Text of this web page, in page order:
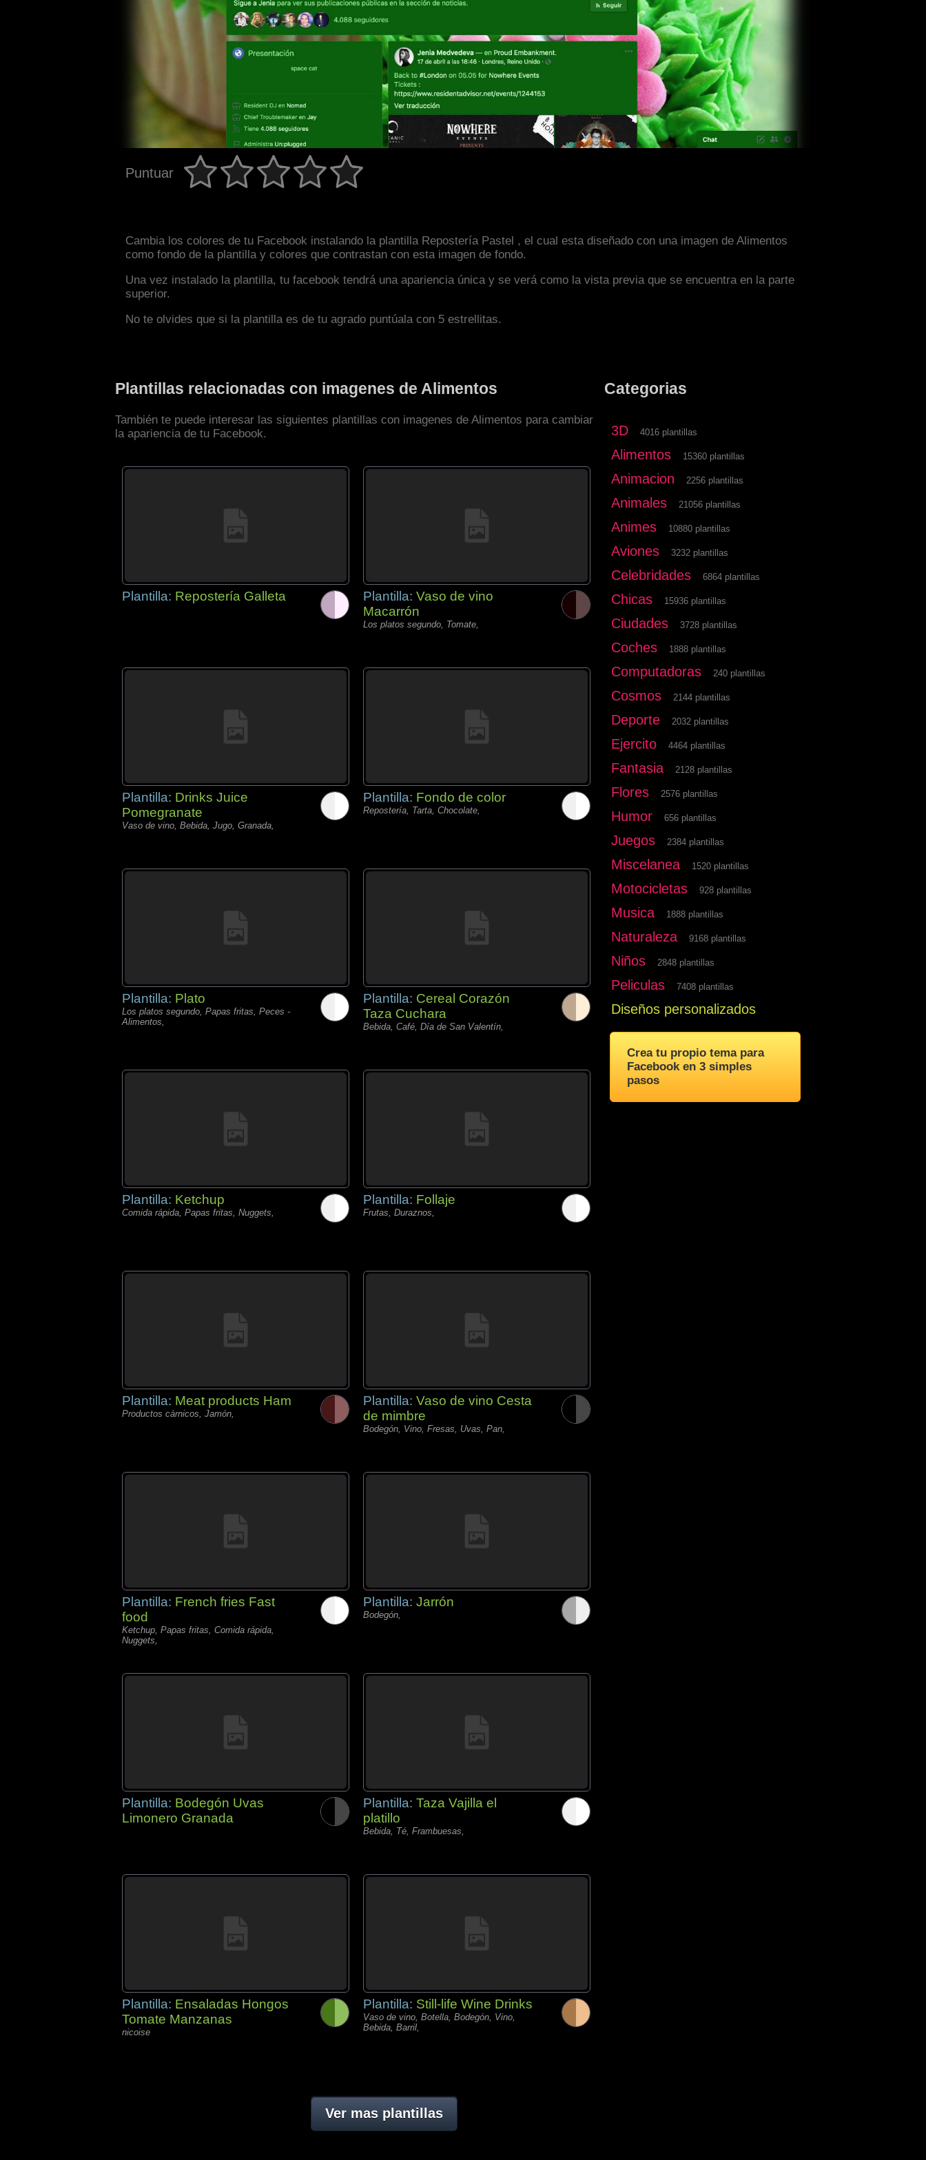
Puntuar
Cambia los colores de tu Facebook instalando la plantilla Repostería Pastel , el cual esta diseñado con una imagen de Alimentos
como fondo de la plantilla y colores que contrastan con esta imagen de fondo.
Una vez instalado la plantilla, tu facebook tendrá una apariencia única y se verá como la vista previa que se encuentra en la parte
superior.
No te olvides que si la plantilla es de tu agrado puntúala con 5 estrellitas.
Plantillas relacionadas con imagenes de Alimentos
También te puede interesar las siguientes plantillas con imagenes de Alimentos para cambiar
la apariencia de tu Facebook.
Plantilla: Repostería Galleta Plantilla: Vaso de vino
Macarrón
Los platos segundo, Tomate,
Plantilla: Drinks Juice
Pomegranate
Vaso de vino, Bebida, Jugo, Granada,
Plantilla: Fondo de color
Repostería, Tarta, Chocolate,
Plantilla: Plato
Los platos segundo, Papas fritas, Peces -
Alimentos,
Plantilla: Cereal Corazón
Taza Cuchara
Bebida, Café, Día de San Valentín,
Plantilla: Ketchup
Comida rápida, Papas fritas, Nuggets,
Plantilla: Follaje
Frutas, Duraznos,
Plantilla: Meat products Ham
Productos càrnicos, Jamón,
Plantilla: Vaso de vino Cesta
de mimbre
Bodegón, Vino, Fresas, Uvas, Pan,
Plantilla: French fries Fast
food
Ketchup, Papas fritas, Comida rápida,
Nuggets,
Plantilla: Jarrón
Bodegón,
Plantilla: Bodegón Uvas
Limonero Granada
Plantilla: Taza Vajilla el
platillo
Bebida, Té, Frambuesas,
Plantilla: Ensaladas Hongos
Tomate Manzanas
nicoise
Plantilla: Still-life Wine Drinks
Vaso de vino, Botella, Bodegón, Vino,
Bebida, Barril,
Ver mas plantillas
Categorias
3D 4016 plantillas
Alimentos 15360 plantillas
Animacion 2256 plantillas
Animales 21056 plantillas
Animes 10880 plantillas
Aviones 3232 plantillas
Celebridades 6864 plantillas
Chicas 15936 plantillas
Ciudades 3728 plantillas
Coches 1888 plantillas
Computadoras 240 plantillas
Cosmos 2144 plantillas
Deporte 2032 plantillas
Ejercito 4464 plantillas
Fantasia 2128 plantillas
Flores 2576 plantillas
Humor 656 plantillas
Juegos 2384 plantillas
Miscelanea 1520 plantillas
Motocicletas 928 plantillas
Musica 1888 plantillas
Naturaleza 9168 plantillas
Niños 2848 plantillas
Peliculas 7408 plantillas
Diseños personalizados
Crea tu propio tema para
Facebook en 3 simples
pasos